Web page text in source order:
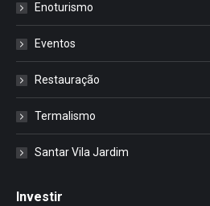
Enoturismo
Eventos
Restauração
Termalismo
Santar Vila Jardim
Investir